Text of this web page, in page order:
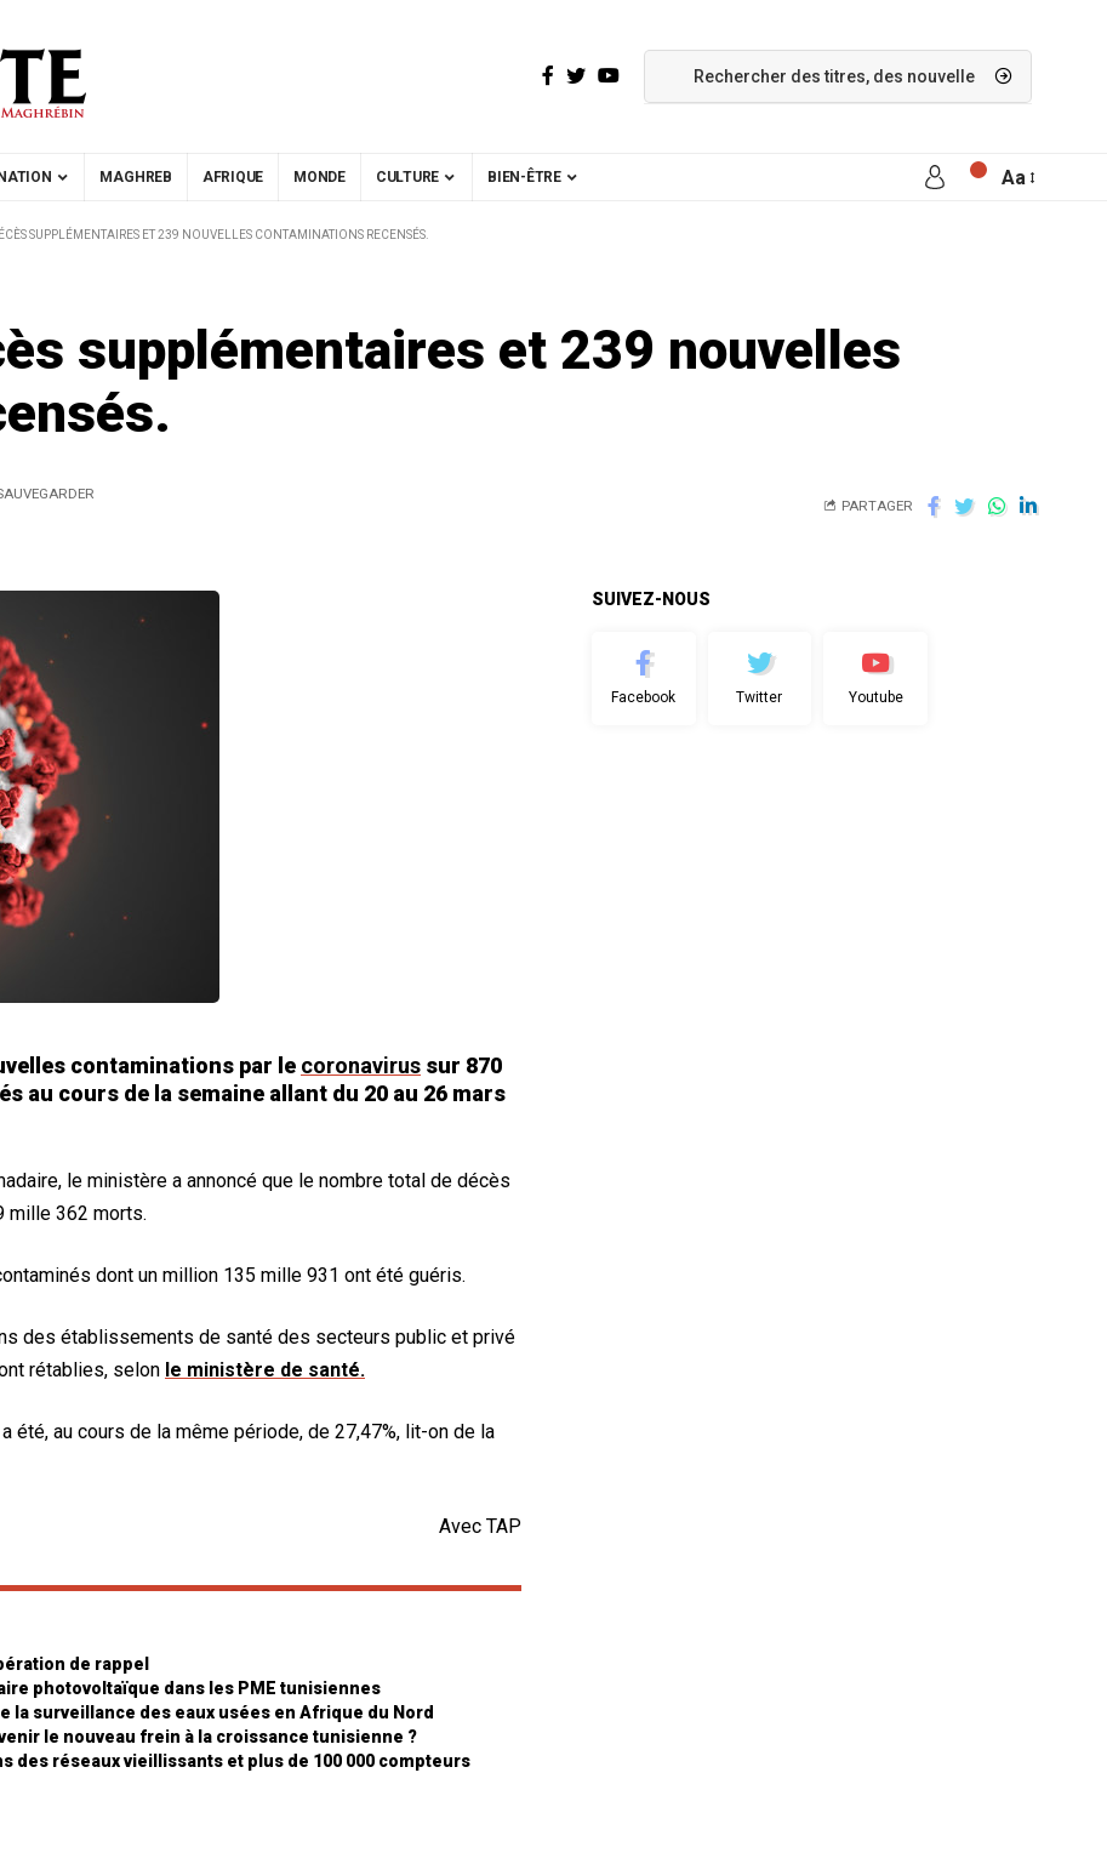
NATION MAGHREB AFRIQUE MONDE CULTURE BIEN-ÊTRE Aa
SUPPLÉMENTAIRES ET 239 NOUVELLES CONTAMINATIONS RECENSÉS.
supplémentaires et 239 nouvelles
PARTAGER
contaminations par le coronavirus sur 870
au cours de la semaine allant du 20 au 26 mars
le ministère a annoncé que le nombre total de décès
mille 362 morts.
dont un million 135 mille 931 ont été guéris.
des établissements de santé des secteurs public et privé
rétablies, selon le ministère de santé.
a été, au cours de la même période, de 27,47%, lit-on de la
Avec TAP
de rappel
photovoltaïque dans les PME tunisiennes
la surveillance des eaux usées en Afrique du Nord
le nouveau frein à la croissance tunisienne ?
des réseaux vieillissants et plus de 100 000 compteurs
SUIVEZ-NOUS
Facebook Twitter Youtube